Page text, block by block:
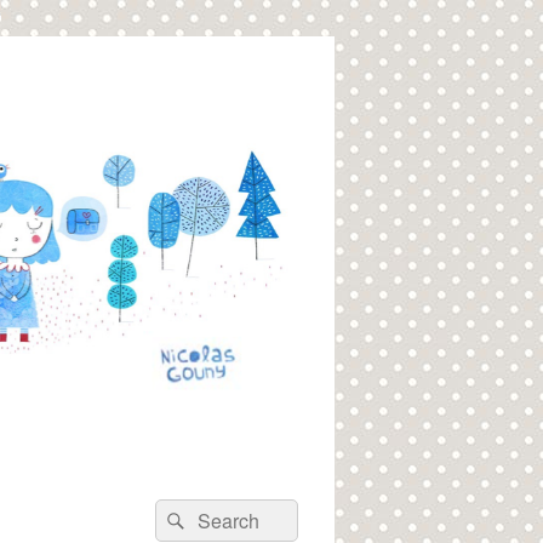
Recherche :
Rechercher